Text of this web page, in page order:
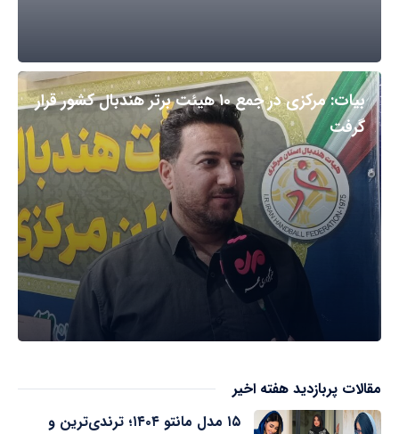
بیات: مرکزی در جمع ۱۰ هیئت برتر هندبال کشور قرار
گرفت
مقالات پربازدید هفته اخیر
۱۵ مدل مانتو ۱۴۰۴؛ ترندی‌ترین و